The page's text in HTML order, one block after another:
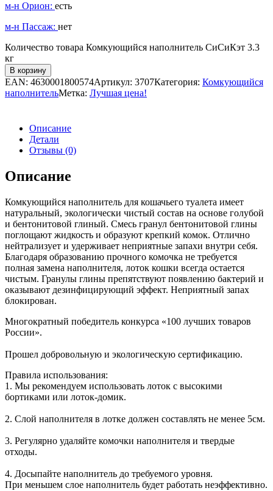
м-н Орион: есть
м-н Пассаж: нет
Количество товара Комкующийся наполнитель СиСиКэт 3.3
кг
В корзину
EAN: 4630001800574Артикул: 3707Категория: Комкующийся
наполнительМетка: Лучшая цена!
Описание
Детали
Отзывы (0)
Описание
Комкующийся наполнитель для кошачьего туалета имеет
натуральный, экологически чистый состав на основе голубой
и бентонитовой глиный. Смесь гранул бентонитовой глины
поглощают жидкость и образуют крепкий комок. Отлично
нейтрализует и удерживает неприятные запахи внутри себя.
Благодаря образованию прочного комочка не требуется
полная замена наполнителя, лоток кошки всегда остается
чистым. Гранулы глины препятствуют появлению бактерий и
оказывают дезинфицирующий эффект. Неприятный запах
блокирован.
Многократный победитель конкурса «100 лучших товаров
России».
Прошел добровольную и экологическую сертификацию.
Правила использования:
1. Мы рекомендуем использовать лоток с высокими
бортиками или лоток-домик.
2. Слой наполнителя в лотке должен составлять не менее 5см.
3. Регулярно удаляйте комочки наполнителя и твердые
отходы.
4. Досыпайте наполнитель до требуемого уровня.
При меньшем слое наполнитель будет работать неэффективно.